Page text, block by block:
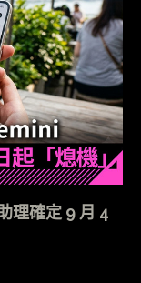
理確定 9 月 4